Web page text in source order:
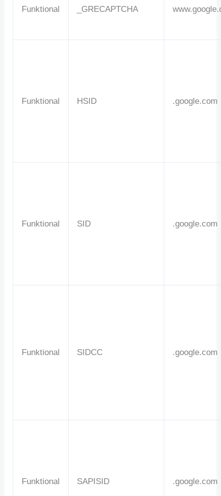
Funktional _GRECAPTCHA
Funktional HSID .google.com
Funktional SID .google.com
Funktional SIDCC .google.com
Funktional SAPISID .google.com